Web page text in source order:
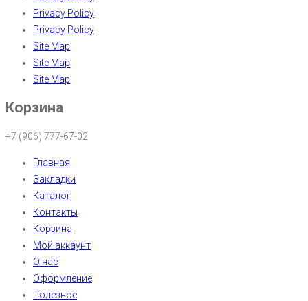
Privacy Policy
Privacy Policy
Site Map
Site Map
Site Map
Корзина
+7 (906) 777-67-02
Главная
Закладки
Каталог
Контакты
Корзина
Мой аккаунт
О нас
Оформление
Полезное